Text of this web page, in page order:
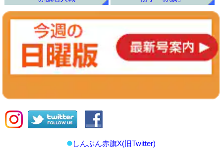
しんぶん赤旗X(旧Twitter)